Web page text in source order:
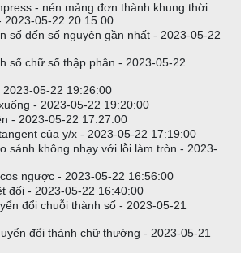
- nén mảng đơn thành khung thời
2023-05-22 20:15:00
số đến số nguyên gần nhất - 2023-05-22
số chữ số thập phân - 2023-05-22
05-22 19:26:00
- 2023-05-22 19:20:00
- 2023-05-22 17:27:00
của y/x - 2023-05-22 17:19:00
sánh không nhạy với lỗi làm tròn - 2023-
ngược - 2023-05-22 16:56:00
đối - 2023-05-22 16:40:00
đổi chuỗi thành số - 2023-05-21
đổi thành chữ thường - 2023-05-21